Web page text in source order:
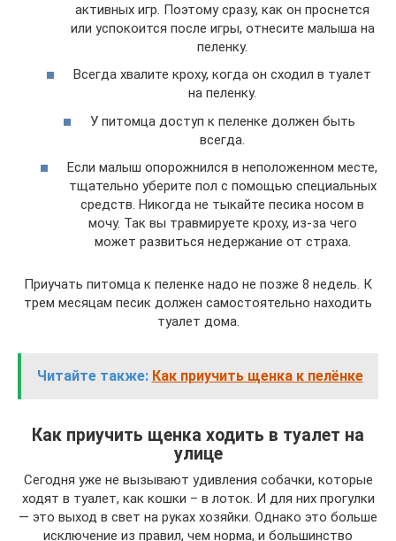
активных игр. Поэтому сразу, как он проснется
или успокоится после игры, отнесите малыша на
пеленку.
Всегда хвалите кроху, когда он сходил в туалет
на пеленку.
У питомца доступ к пеленке должен быть
всегда.
Если малыш опорожнился в неположенном месте,
тщательно уберите пол с помощью специальных
средств. Никогда не тыкайте песика носом в
мочу. Так вы травмируете кроху, из-за чего
может развиться недержание от страха.
Приучать питомца к пеленке надо не позже 8 недель. К
трем месяцам песик должен самостоятельно находить
туалет дома.
Читайте также: Как приучить щенка к пелёнке
Как приучить щенка ходить в туалет на
улице
Сегодня уже не вызывают удивления собачки, которые
ходят в туалет, как кошки – в лоток. И для них прогулки
— это выход в свет на руках хозяйки. Однако это больше
исключение из правил, чем норма, и большинство